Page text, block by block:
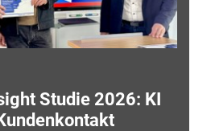
Studie 2026: KI